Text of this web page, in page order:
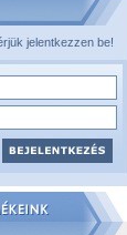
jelentkezzen be!